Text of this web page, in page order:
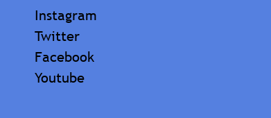
Instagram
Twitter
Facebook
Youtube